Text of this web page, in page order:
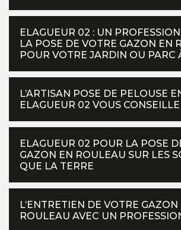
ELAGUEUR 02 : UN
LA POSE DE VOTRE GAZON EN
POUR VOTRE JARDIN OU PARC
L’ARTISAN POSE DE PELOUSE
ELAGUEUR 02 VOUS CONSEILLE
ELAGUEUR 02 POUR LA POSE
GAZON EN ROULEAU SUR LES
QUE LA TERRE
L’ENTRETIEN DE VOTRE GAZON
ROULEAU AVEC UN